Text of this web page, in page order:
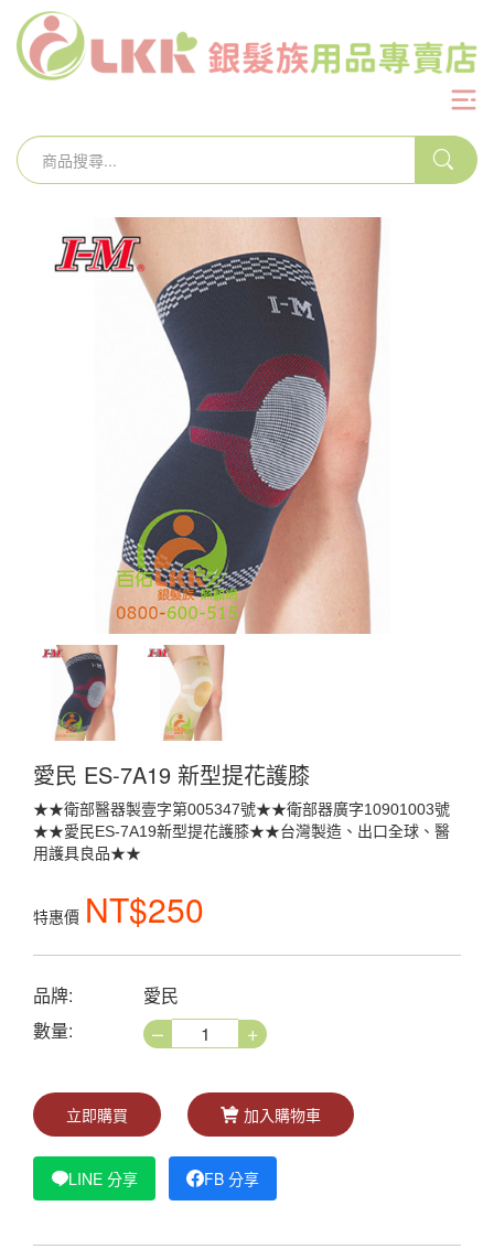
愛民 ES-7A19 新型提花護膝
★★衛部醫器製壹字第005347號★★衛部器廣字10901003號
★★愛民ES-7A19新型提花護膝★★台灣製造、出口全球、醫
用護具良品★★
特惠價 NT$250
品牌:
愛民
數量:
– +
立即購買 加入購物車
LINE 分享 FB 分享